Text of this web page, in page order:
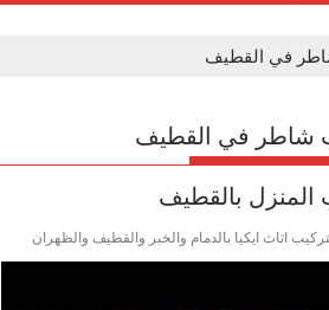
في القطيف
شاطر في القطيف
المنزل بالقطيف
اثاث ايكيا بالدمام والخبر والقطيف والظهران